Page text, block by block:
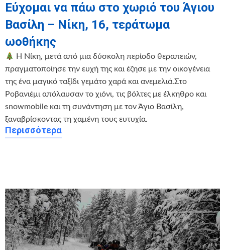
Εύχομαι να πάω στο χωριό του Άγιου
Βασίλη – Νίκη, 16, τεράτωμα
ωοθήκης
Η Νίκη, μετά από μια δύσκολη περίοδο θεραπειών,
πραγματοποίησε την ευχή της και έζησε με την οικογένεια
της ένα μαγικό ταξίδι γεμάτο χαρά και ανεμελιά.Στο
Ροβανιέμι απόλαυσαν το χιόνι, τις βόλτες με έλκηθρο και
snowmobile και τη συνάντηση με τον Άγιο Βασίλη,
ξαναβρίσκοντας τη χαμένη τους ευτυχία.
Περισσότερα